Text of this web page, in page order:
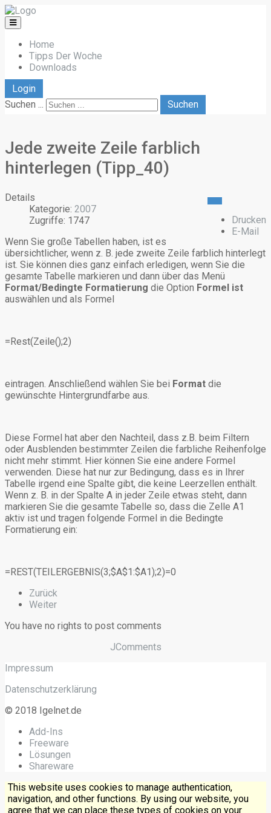
Home
Tipps Der Woche
Downloads
Login
Suchen ...
Suchen
Jede zweite Zeile farblich
hinterlegen (Tipp_40)
Drucken
E-Mail
Details
Kategorie: 2007
Zugriffe: 1747
Wenn Sie große Tabellen haben, ist es
übersichtlicher, wenn z. B. jede zweite Zeile farblich hinterlegt
ist. Sie können dies ganz einfach erledigen, wenn Sie die
gesamte Tabelle markieren und dann über das Menü
Format/Bedingte Formatierung die Option Formel ist
auswählen und als Formel
=Rest(Zeile();2)
eintragen. Anschließend wählen Sie bei Format die
gewünschte Hintergrundfarbe aus.
Diese Formel hat aber den Nachteil, dass z.B. beim Filtern
oder Ausblenden bestimmter Zeilen die farbliche Reihenfolge
nicht mehr stimmt. Hier können Sie eine andere Formel
verwenden. Diese hat nur zur Bedingung, dass es in Ihrer
Tabelle irgend eine Spalte gibt, die keine Leerzellen enthält.
Wenn z. B. in der Spalte A in jeder Zeile etwas steht, dann
markieren Sie die gesamte Tabelle so, dass die Zelle A1
aktiv ist und tragen folgende Formel in die Bedingte
Formatierung ein:
=REST(TEILERGEBNIS(3;$A$1:$A1);2)=0
Zurück
Weiter
You have no rights to post comments
JComments
Impressum
Datenschutzerklärung
© 2018 Igelnet.de
Add-Ins
Freeware
Lösungen
Shareware
This website uses cookies to manage authentication,
navigation, and other functions. By using our website, you
agree that we can place these types of cookies on your